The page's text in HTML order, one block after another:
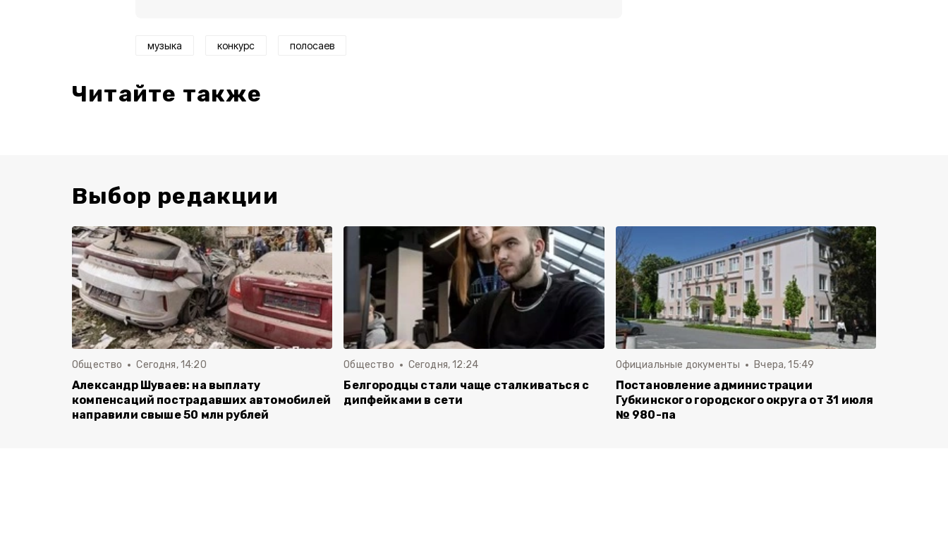
музыка конкурс полосаев
Читайте также
Выбор редакции
Общество Сегодня, 14:20
Александр Шуваев: на выплату
компенсаций пострадавших автомобилей
направили свыше 50 млн рублей
Общество Сегодня, 12:24
Белгородцы стали чаще сталкиваться с
дипфейками в сети
Официальные документы Вчера, 15:49
Постановление администрации
Губкинского городского округа от 31 июля
№ 980-па